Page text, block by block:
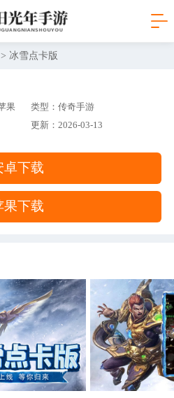
> 冰雪点卡版
果
类型：传奇手游
更新：2026-03-13
卓下载
果下载